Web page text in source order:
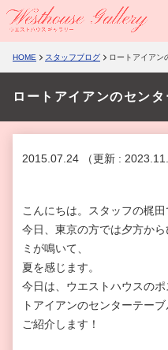
HOME スタッフブログ ロートアイアン
ロートアイアンのセン
2015.07.24 （更新 :
こんにちは。スタッフの梶田
今日、東京の方では夕方か
ミが鳴いて、
夏を感じます。
今日は、ウエストハウスの
トアイアンのセンターテーブ
ご紹介します！